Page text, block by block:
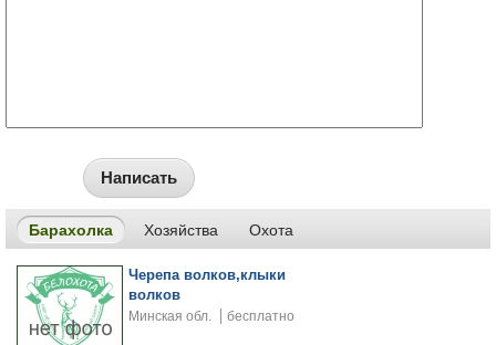
Написать
Барахолка Хозяйства Охота
Черепа волков,клыки
волков
Минская обл. бесплатно